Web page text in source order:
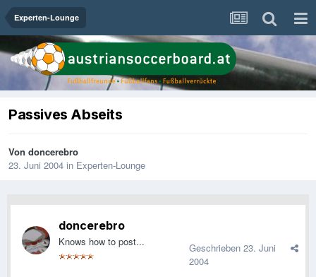
Experten-Lounge
Passives Abseits
Von doncerebro
23. Juni 2004 in Experten-Lounge
doncerebro
Knows how to post... Geschrieben 23. Juni
2004